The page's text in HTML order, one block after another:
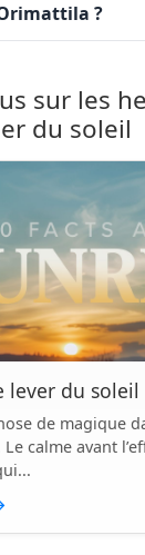
?
sur les
du soleil
lever du soleil
de magique
calme avant